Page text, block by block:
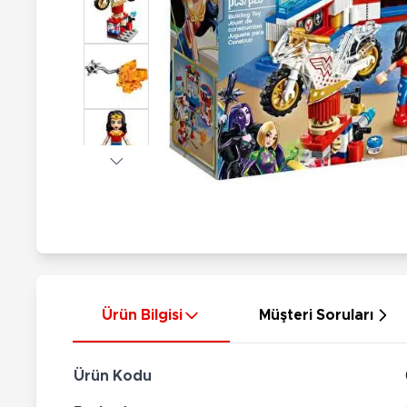
Hayvan Figürler
Çeşitli Figürler
Koleksiyon Figürler
Elektronik Ürünler
Çeşitli Elektronik Ürünler
Nerf
Silahlar
Silah Setleri
Kılıç Setleri
Ok Setleri
Ürün Bilgisi Müşteri Soruları
Ürün Kodu